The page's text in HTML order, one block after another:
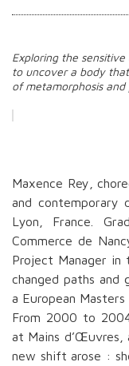
Exploring the
to uncover a body
of metamorphosis and
Maxence Rey,
and contemporary
Lyon, France.
Commerce de
Project Manager
changed paths and
a European Masters
From 2000 to
at Mains d’Œuvres,
new shift arose :